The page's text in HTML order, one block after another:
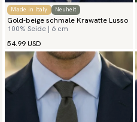
Made in Italy Neuheit
Gold-beige schmale Krawatte Lusso
100% Seide | 6 cm
54.99 USD